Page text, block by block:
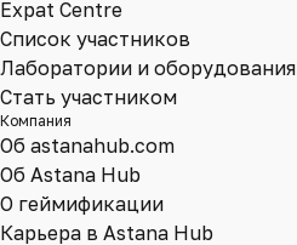
Expat Centre
Список участников
Лаборатории и оборудования
Стать участником
Компания
Об astanahub.com
Об Astana Hub
О геймификации
Карьера в Astana Hub